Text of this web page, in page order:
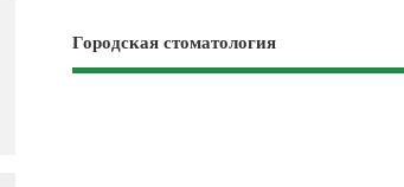
Городская стоматология